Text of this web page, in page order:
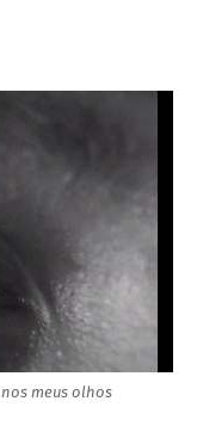
meus olhos